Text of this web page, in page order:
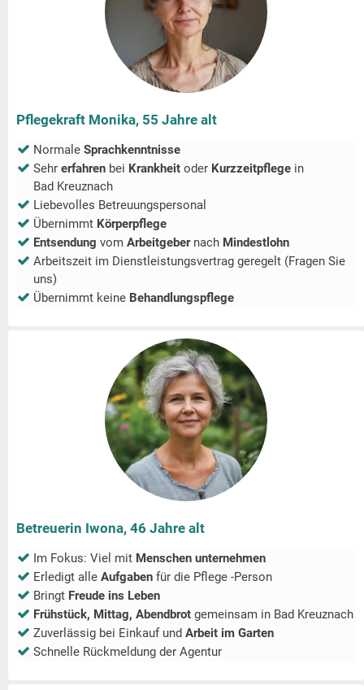
Pflegekraft Monika, 55 Jahre alt
Normale Sprachkenntnisse
Sehr erfahren bei Krankheit oder Kurzzeitpflege in
Bad Kreuznach
Liebevolles Betreuungspersonal
Übernimmt Körperpflege
Entsendung vom Arbeitgeber nach Mindestlohn
Arbeitszeit im Dienstleistungsvertrag geregelt (Fragen Sie
uns)
Übernimmt keine Behandlungspflege
Betreuerin Iwona, 46 Jahre alt
Im Fokus: Viel mit Menschen unternehmen
Erledigt alle Aufgaben für die Pflege -Person
Bringt Freude ins Leben
Frühstück, Mittag, Abendbrot gemeinsam in Bad Kreuznach
Zuverlässig bei Einkauf und Arbeit im Garten
Schnelle Rückmeldung der Agentur